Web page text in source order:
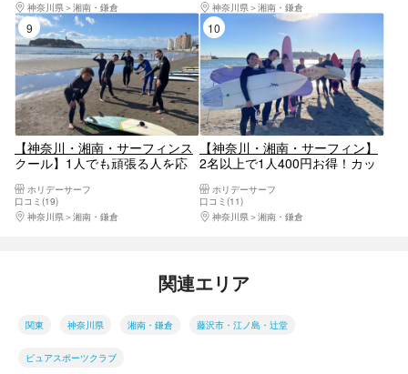
神奈川県
湘南・鎌倉
神奈川県
湘南・鎌倉
9位
【神奈川・湘南・サーフィンス
クール】1人でも頑張る人を応
ホリデーサーフ
口コミ(19)
神奈川県
湘南・鎌倉
【神奈川・湘南・サーフィン】
2名以上で1人400円お得！カッ
すめ☆割引価格で充実サーフィ
ンレッスン！
ホリデーサーフ
口コミ(11)
神奈川県
湘南・鎌倉
関連エリア
関東 神奈川県 湘南・鎌倉 藤沢市・江ノ島・辻堂
ピュアスポーツクラブ